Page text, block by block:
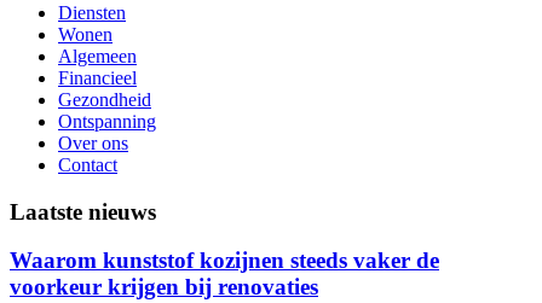
Diensten
Wonen
Algemeen
Financieel
Gezondheid
Ontspanning
Over ons
Contact
Laatste nieuws
Waarom kunststof kozijnen steeds vaker de
voorkeur krijgen bij renovaties